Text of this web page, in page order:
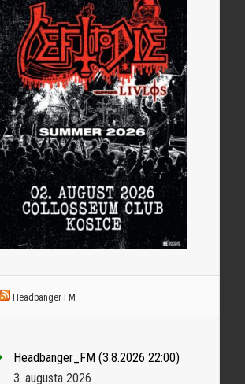
Headbanger FM
Headbanger_FM (3.8.2026 22:00)
3. augusta 2026